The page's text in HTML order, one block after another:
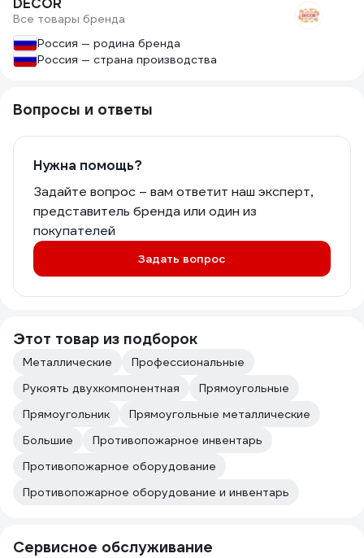
DECOR
Все товары бренда
Россия — родина бренда
Россия — страна производства
Вопросы и ответы
Нужна помощь?
Задайте вопрос – вам ответит наш эксперт,
представитель бренда или один из
покупателей
Задать вопрос
Этот товар из подборок
Металлические
Профессиональные
Рукоять двухкомпонентная
Прямоугольные
Прямоугольник
Прямоугольные металлические
Большие
Противопожарное инвентарь
Противопожарное оборудование
Противопожарное оборудование и инвентарь
Сервисное обслуживание